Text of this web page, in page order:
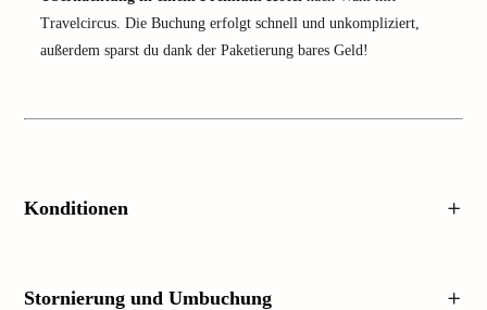
Travelcircus. Die Buchung erfolgt schnell und unkompliziert,
außerdem sparst du dank der Paketierung bares Geld!
Konditionen
Stornierung und Umbuchung